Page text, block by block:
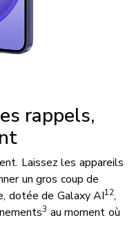
rappels,
Laissez les appareils
un gros coup de
dotée de Galaxy AI12,
3 au moment où